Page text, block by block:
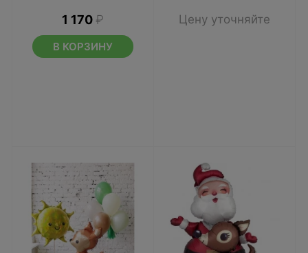
1 170 ₽
В КОРЗИНУ
Цену уточняйте